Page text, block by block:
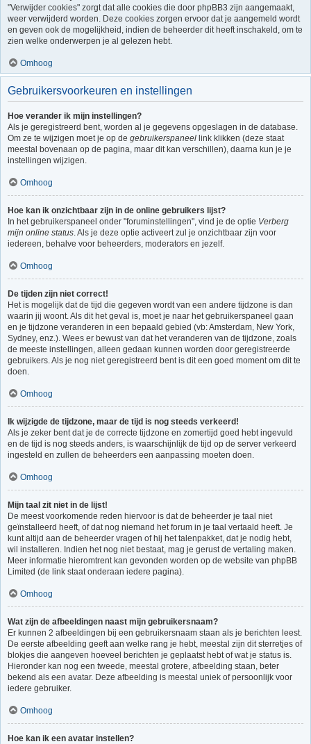
"Verwijder cookies" zorgt dat alle cookies die door phpBB3 zijn aangemaakt,
weer verwijderd worden. Deze cookies zorgen ervoor dat je aangemeld wordt
en geven ook de mogelijkheid, indien de beheerder dit heeft inschakeld, om te
zien welke onderwerpen je al gelezen hebt.
Omhoog
Gebruikersvoorkeuren en instellingen
Hoe verander ik mijn instellingen?
Als je geregistreerd bent, worden al je gegevens opgeslagen in de database.
Om ze te wijzigen moet je op de gebruikerspaneel link klikken (deze staat
meestal bovenaan op de pagina, maar dit kan verschillen), daarna kun je je
instellingen wijzigen.
Omhoog
Hoe kan ik onzichtbaar zijn in de online gebruikers lijst?
In het gebruikerspaneel onder "foruminstellingen", vind je de optie Verberg
mijn online status. Als je deze optie activeert zul je onzichtbaar zijn voor
iedereen, behalve voor beheerders, moderators en jezelf.
Omhoog
De tijden zijn niet correct!
Het is mogelijk dat de tijd die gegeven wordt van een andere tijdzone is dan
waarin jij woont. Als dit het geval is, moet je naar het gebruikerspaneel gaan
en je tijdzone veranderen in een bepaald gebied (vb: Amsterdam, New York,
Sydney, enz.). Wees er bewust van dat het veranderen van de tijdzone, zoals
de meeste instellingen, alleen gedaan kunnen worden door geregistreerde
gebruikers. Als je nog niet geregistreerd bent is dit een goed moment om dit te
doen.
Omhoog
Ik wijzigde de tijdzone, maar de tijd is nog steeds verkeerd!
Als je zeker bent dat je de correcte tijdzone en zomertijd goed hebt ingevuld
en de tijd is nog steeds anders, is waarschijnlijk de tijd op de server verkeerd
ingesteld en zullen de beheerders een aanpassing moeten doen.
Omhoog
Mijn taal zit niet in de lijst!
De meest voorkomende reden hiervoor is dat de beheerder je taal niet
geïnstalleerd heeft, of dat nog niemand het forum in je taal vertaald heeft. Je
kunt altijd aan de beheerder vragen of hij het talenpakket, dat je nodig hebt,
wil installeren. Indien het nog niet bestaat, mag je gerust de vertaling maken.
Meer informatie hieromtrent kan gevonden worden op de website van phpBB
Limited (de link staat onderaan iedere pagina).
Omhoog
Wat zijn de afbeeldingen naast mijn gebruikersnaam?
Er kunnen 2 afbeeldingen bij een gebruikersnaam staan als je berichten leest.
De eerste afbeelding geeft aan welke rang je hebt, meestal zijn dit sterretjes of
blokjes die aangeven hoeveel berichten je geplaatst hebt of wat je status is.
Hieronder kan nog een tweede, meestal grotere, afbeelding staan, beter
bekend als een avatar. Deze afbeelding is meestal uniek of persoonlijk voor
iedere gebruiker.
Omhoog
Hoe kan ik een avatar instellen?